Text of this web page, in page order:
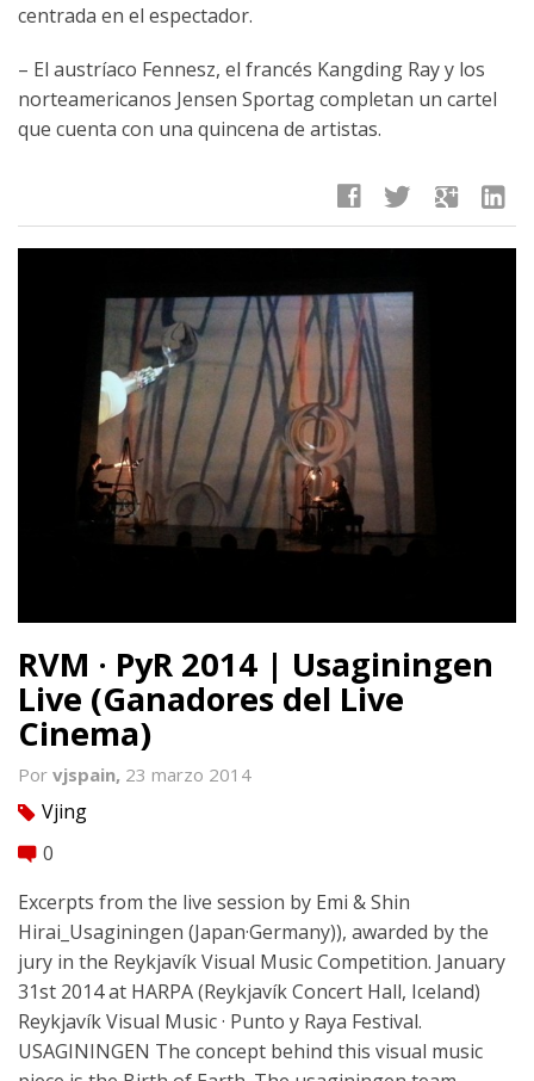
centrada en el espectador.
– El austríaco Fennesz, el francés Kangding Ray y los
norteamericanos Jensen Sportag completan un cartel
que cuenta con una quincena de artistas.
facebook twitter google linkedin
RVM · PyR 2014 | Usaginingen
Live (Ganadores del Live
Cinema)
Por vjspain, 23 marzo 2014
tag Vjing
comment 0
Excerpts from the live session by Emi & Shin
Hirai_Usaginingen (Japan·Germany)), awarded by the
jury in the Reykjavík Visual Music Competition. January
31st 2014 at HARPA (Reykjavík Concert Hall, Iceland)
Reykjavík Visual Music · Punto y Raya Festival.
USAGININGEN The concept behind this visual music